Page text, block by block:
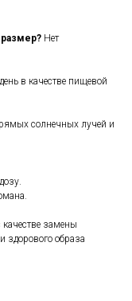
Нет
в качестве пищевой
солнечных лучей и
замены
здорового образа